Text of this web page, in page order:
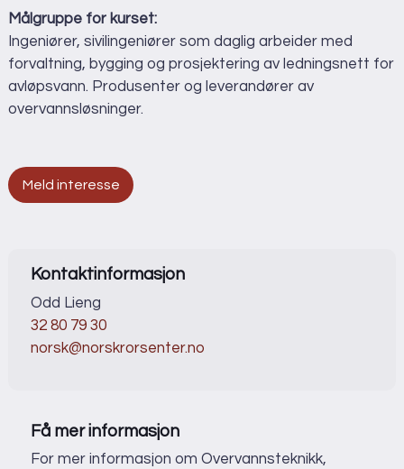
Målgruppe for kurset:
Ingeniører, sivilingeniører som daglig arbeider med
forvaltning, bygging og prosjektering av ledningsnett for
avløpsvann. Produsenter og leverandører av
overvannsløsninger.
Meld interesse
Kontaktinformasjon
Odd Lieng
32 80 79 30
norsk@norskrorsenter.no
Få mer informasjon
For mer informasjon om Overvannsteknikk,